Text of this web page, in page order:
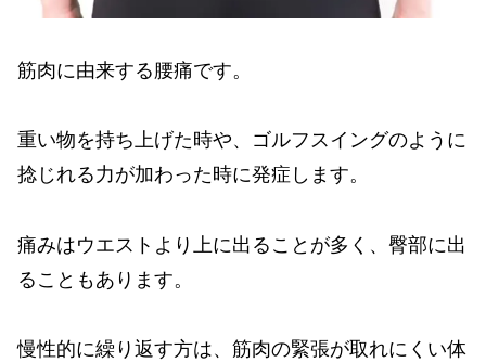
筋肉に由来する腰痛です。
重い物を持ち上げた時や、ゴルフスイングのように
捻じれる力が加わった時に発症します。
痛みはウエストより上に出ることが多く、臀部に出
ることもあります。
慢性的に繰り返す方は、筋肉の緊張が取れにくい体